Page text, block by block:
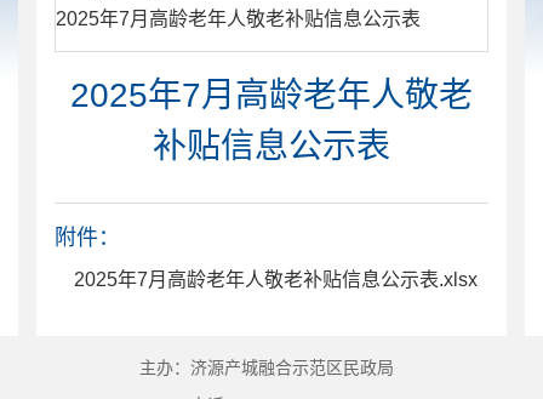
​ 2025年7月高龄老年人敬老补贴信息公示表
2025年7月高龄老年人敬老
补贴信息公示表
附件：
2025年7月高龄老年人敬老补贴信息公示表.xlsx
主办：济源产城融合示范区民政局